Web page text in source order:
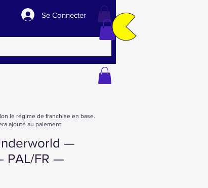
Se Connecter
—
PAL/FR —
le régime de franchise en base.
ajouté au paiement.